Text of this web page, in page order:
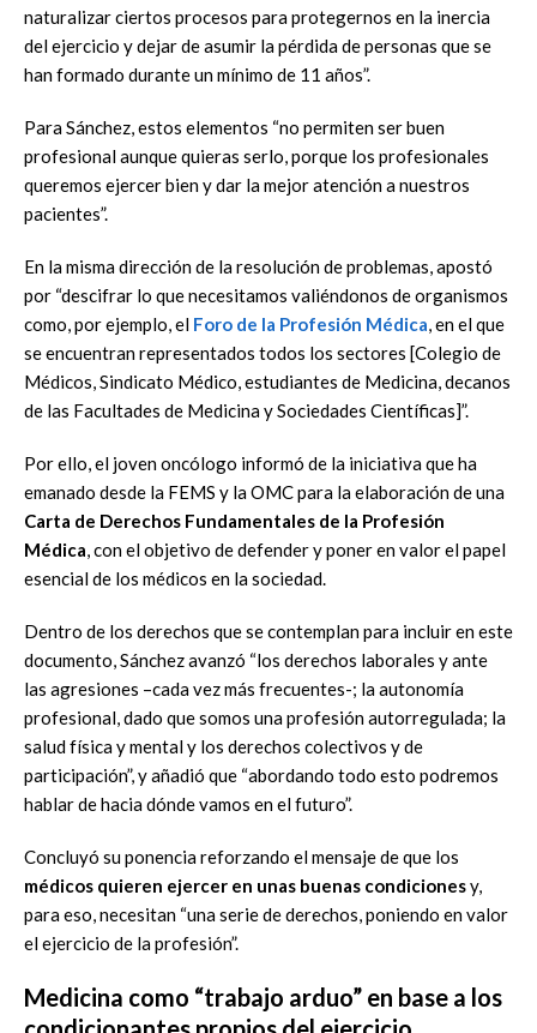
naturalizar ciertos procesos para protegernos en la inercia
del ejercicio y dejar de asumir la pérdida de personas que se
han formado durante un mínimo de 11 años”.
Para Sánchez, estos elementos “no permiten ser buen
profesional aunque quieras serlo, porque los profesionales
queremos ejercer bien y dar la mejor atención a nuestros
pacientes”.
En la misma dirección de la resolución de problemas, apostó
por “descifrar lo que necesitamos valiéndonos de organismos
como, por ejemplo, el Foro de la Profesión Médica, en el que
se encuentran representados todos los sectores [Colegio de
Médicos, Sindicato Médico, estudiantes de Medicina, decanos
de las Facultades de Medicina y Sociedades Científicas]”.
Por ello, el joven oncólogo informó de la iniciativa que ha
emanado desde la FEMS y la OMC para la elaboración de una
Carta de Derechos Fundamentales de la Profesión
Médica, con el objetivo de defender y poner en valor el papel
esencial de los médicos en la sociedad.
Dentro de los derechos que se contemplan para incluir en este
documento, Sánchez avanzó “los derechos laborales y ante
las agresiones –cada vez más frecuentes-; la autonomía
profesional, dado que somos una profesión autorregulada; la
salud física y mental y los derechos colectivos y de
participación”, y añadió que “abordando todo esto podremos
hablar de hacia dónde vamos en el futuro”.
Concluyó su ponencia reforzando el mensaje de que los
médicos quieren ejercer en unas buenas condicionesy,
para eso, necesitan “una serie de derechos, poniendo en valor
el ejercicio de la profesión”.
Medicina como “trabajo arduo” en base a los